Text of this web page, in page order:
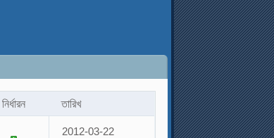
নির্ধারন তারিখ
2012-03-22